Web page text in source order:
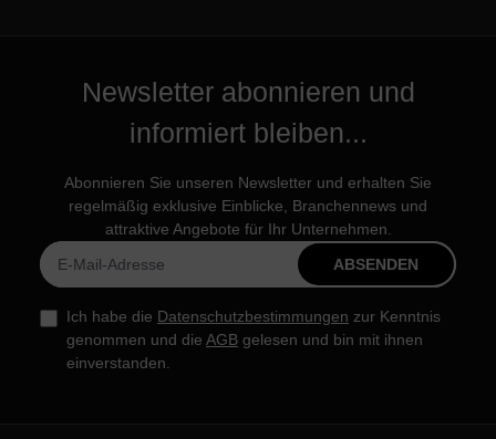
Newsletter abonnieren und
informiert bleiben...
Abonnieren Sie unseren Newsletter und erhalten Sie
regelmäßig exklusive Einblicke, Branchennews und
attraktive Angebote für Ihr Unternehmen.
ABSENDEN
Ich habe die Datenschutzbestimmungen zur Kenntnis
genommen und die AGB gelesen und bin mit ihnen
einverstanden.